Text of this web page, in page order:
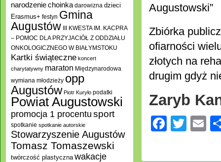
Augustowski”
Zbiórka
ofiarności
złotych na
drugim gdyż
Zaryb
narodzeniechoinka darowizna dzieci
Erasmus+ festyn Gmina
Augustów III KWESTA IM. KACPRA
– POMOC DLA PRZYJACIÓŁ Z ODDZIAŁU
ONKOLOGICZNEGO W BIAŁYMSTOKU
Kartki świąteczne koncert
charytatywny maraton Międzynarodowa
wymiana młodzieży opp
Augustów Piotr Kuryło podatki
Powiat Augustowski
promocja 1 procentusport
spotkanie spotkanie autorskie
Stowarzyszenie Augustów
Tomasz Tomaszewski
twórczość plastyczna wakacje